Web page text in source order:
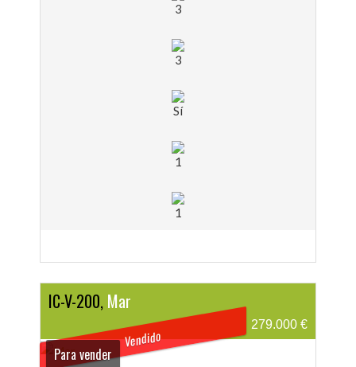
3
3
Sí
1
1
IC-V-200, Mar
279.000 €
Vendido
Para vender